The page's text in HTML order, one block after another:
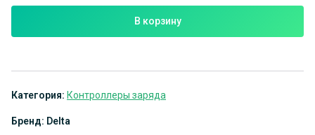
В корзину
Категория: Контроллеры заряда
Бренд: Delta